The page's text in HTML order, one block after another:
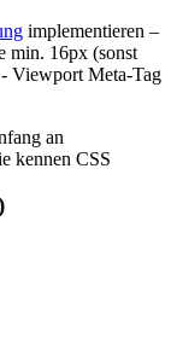
implementieren –
min. 16px (sonst
Viewport Meta-Tag
an
kennen CSS